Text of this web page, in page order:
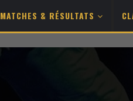
MATCHES & RÉSULTATS